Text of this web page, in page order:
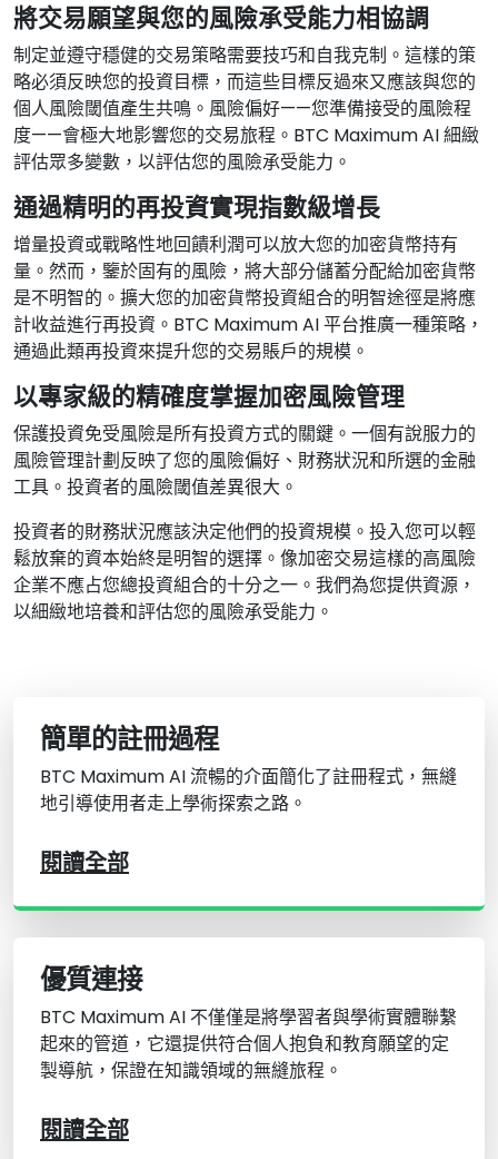
將交易願望與您的風險承受能力相協調
制定並遵守穩健的交易策略需要技巧和自我克制。這樣的策
略必須反映您的投資目標，而這些目標反過來又應該與您的
個人風險閾值產生共鳴。風險偏好——您準備接受的風險程
度——會極大地影響您的交易旅程。BTC Maximum AI 細緻
評估眾多變數，以評估您的風險承受能力。
通過精明的再投資實現指數級增長
增量投資或戰略性地回饋利潤可以放大您的加密貨幣持有
量。然而，鑒於固有的風險，將大部分儲蓄分配給加密貨幣
是不明智的。擴大您的加密貨幣投資組合的明智途徑是將應
計收益進行再投資。BTC Maximum AI 平台推廣一種策略，
通過此類再投資來提升您的交易賬戶的規模。
以專家級的精確度掌握加密風險管理
保護投資免受風險是所有投資方式的關鍵。一個有說服力的
風險管理計劃反映了您的風險偏好、財務狀況和所選的金融
工具。投資者的風險閾值差異很大。
投資者的財務狀況應該決定他們的投資規模。投入您可以輕
鬆放棄的資本始終是明智的選擇。像加密交易這樣的高風險
企業不應占您總投資組合的十分之一。我們為您提供資源，
以細緻地培養和評估您的風險承受能力。
簡單的註冊過程
BTC Maximum AI 流暢的介面簡化了註冊程式，無縫
地引導使用者走上學術探索之路。
閱讀全部
優質連接
BTC Maximum AI 不僅僅是將學習者與學術實體聯繫
起來的管道，它還提供符合個人抱負和教育願望的定
製導航，保證在知識領域的無縫旅程。
閱讀全部